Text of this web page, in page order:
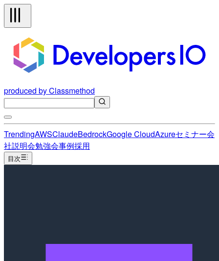
produced by Classmethod
TrendingAWSClaudeBedrockGoogle CloudAzureセミナー会
社説明会勉強会事例採用
目次